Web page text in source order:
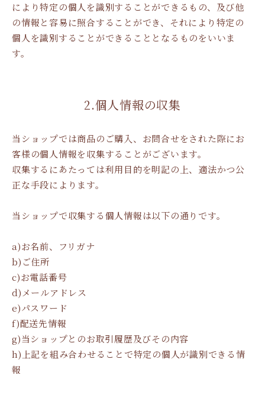
により特定の個人を識別することができるもの、及び他
の情報と容易に照合することができ、それにより特定の
個人を識別することができることとなるものをいいま
す。
2.個人情報の収集
当ショップでは商品のご購入、お問合せをされた際にお
客様の個人情報を収集することがございます。
収集するにあたっては利用目的を明記の上、適法かつ公
正な手段によります。
当ショップで収集する個人情報は以下の通りです。
a)お名前、フリガナ
b)ご住所
c)お電話番号
d)メールアドレス
e)パスワード
f)配送先情報
g)当ショップとのお取引履歴及びその内容
h)上記を組み合わせることで特定の個人が識別できる情
報